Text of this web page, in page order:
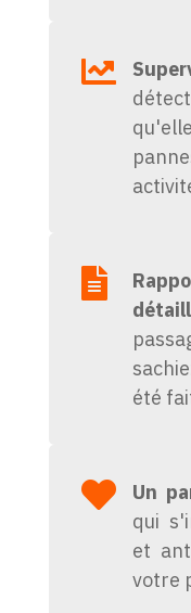


été

Un
qui
et
votre